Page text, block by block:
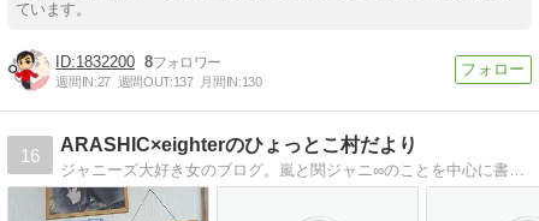
ています。
1832200 8
週間IN:27 週間OUT:137 月間IN:130
16
ARASHIC×eighterのひょっとこ村だより
ジャニーズ大好き女のブログ。嵐と関ジャニ∞のことを中心に書いてるので、ファンの方は遊びに来てね。